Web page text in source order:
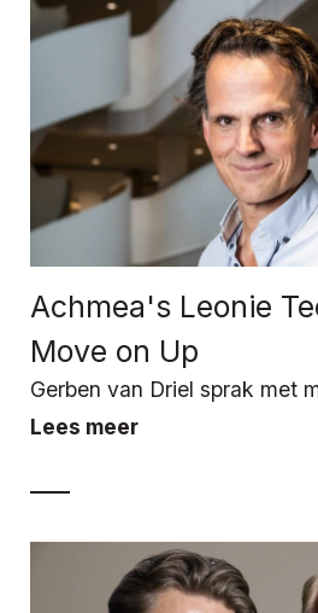
Achmea's Leonie
Move on Up
Gerben van Driel sprak met
Lees meer